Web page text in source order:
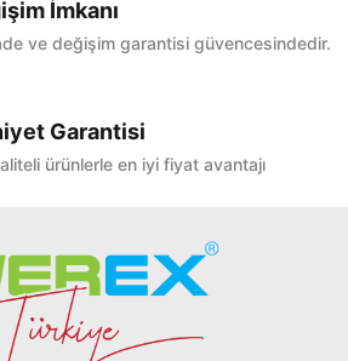
İmkanı
ve değişim garantisi güvencesindedir.
Garantisi
ürünlerle en iyi fiyat avantajı